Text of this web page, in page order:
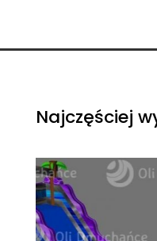
Najczęściej